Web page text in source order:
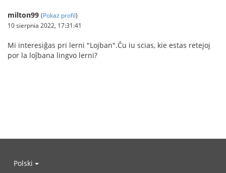
milton99 (Pokaż profil)
10 sierpnia 2022, 17:31:41
Mi interesiĝas pri lerni "Lojban".Ĉu iu scias, kie estas retejoj
por la loĵbana lingvo lerni?
Polski